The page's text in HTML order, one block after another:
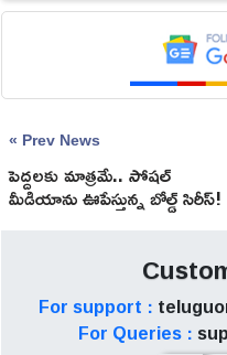
« Prev News
పెద్దలకు మాత్రమే.. సోషల్
మీడియాను ఊపేస్తున్న బోల్డ్ సిరీస్!
For support :
For Queries :